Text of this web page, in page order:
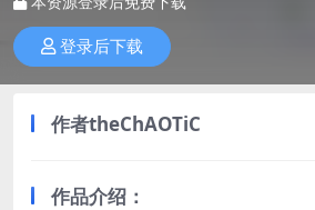
登录后下载
作者theChAOTiC
作品介绍：